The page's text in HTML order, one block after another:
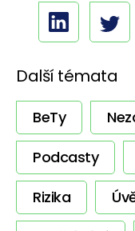
Další témata
BeTy
Podcasty
Rizika